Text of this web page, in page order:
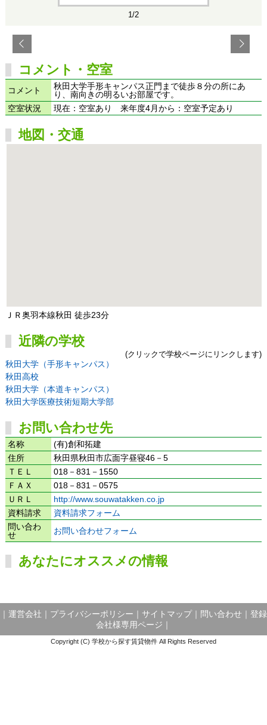
1/2
コメント・空室
コメント
秋田大学手形キャンパス正門まで徒歩８分の所にあ
り、南向きの明るいお部屋です。
空室状況
現在：空室あり 来年度4月から：空室予定あり
地図・交通
ＪＲ奥羽本線秋田 徒歩23分
近隣の学校
(クリックで学校ページにリンクします)
秋田大学（手形キャンパス）
秋田高校
秋田大学（本道キャンパス）
秋田大学医療技術短期大学部
お問い合わせ先
名称
(有)創和拓建
住所
秋田県秋田市広面字昼寝46－5
ＴＥＬ
018－831－1550
ＦＡＸ
018－831－0575
ＵＲＬ
http://www.souwatakken.co.jp
資料請求
資料請求フォーム
問い合わ
せ
お問い合わせフォーム
あなたにオススメの情報
運営会社 プライバシーポリシー サイトマップ｜ 問い合わせ
登録
会社様専用ページ
Copyright (C) 学校から探す賃貸物件 All Rights Reserved